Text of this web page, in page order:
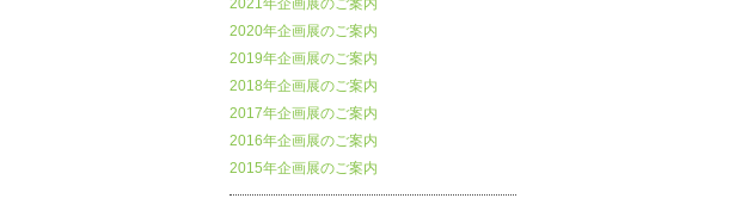
2021年企画展のご案内
2020年企画展のご案内
2019年企画展のご案内
2018年企画展のご案内
2017年企画展のご案内
2016年企画展のご案内
2015年企画展のご案内